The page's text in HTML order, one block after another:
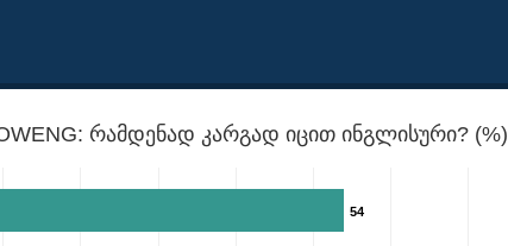
რამდენად კარგად იცით ინგლისური? (%)
54